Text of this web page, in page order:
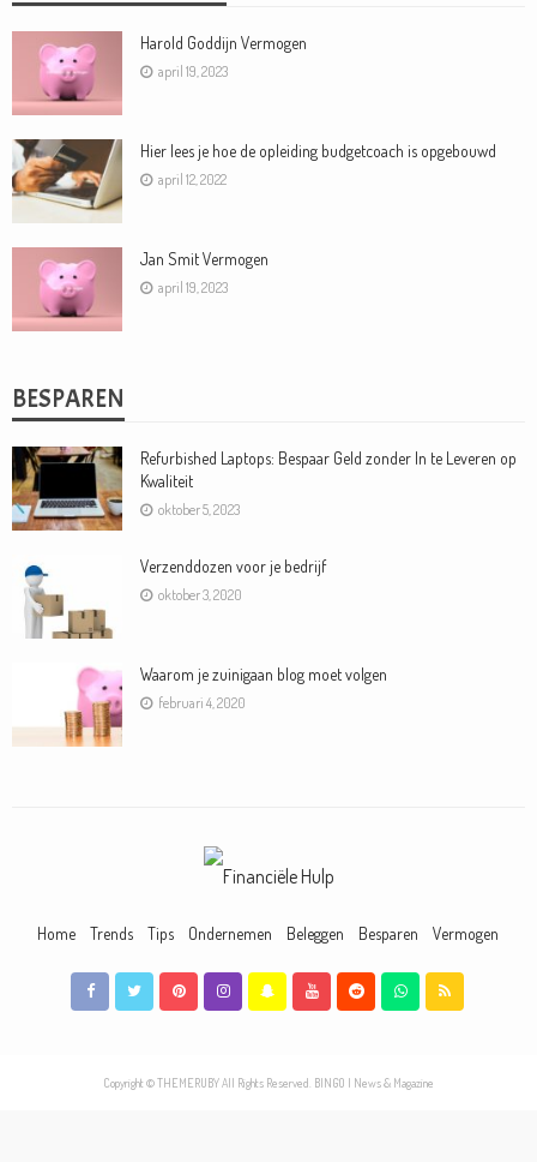
Harold Goddijn Vermogen
april 19, 2023
Hier lees je hoe de opleiding budgetcoach is opgebouwd
april 12, 2022
Jan Smit Vermogen
april 19, 2023
BESPAREN
Refurbished Laptops: Bespaar Geld zonder In te Leveren op
Kwaliteit
oktober 5, 2023
Verzenddozen voor je bedrijf
oktober 3, 2020
Waarom je zuinigaan blog moet volgen
februari 4, 2020
Home Trends Tips Ondernemen Beleggen Besparen Vermogen
Copyright © THEMERUBY All Rights Reserved. BINGO | News & Magazine